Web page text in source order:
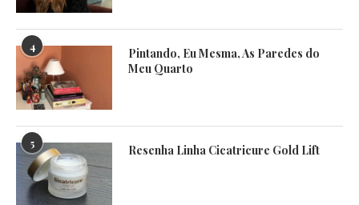
4
Pintando, Eu Mesma, As Paredes do
Meu Quarto
5 Resenha Linha Cicatricure Gold Lift